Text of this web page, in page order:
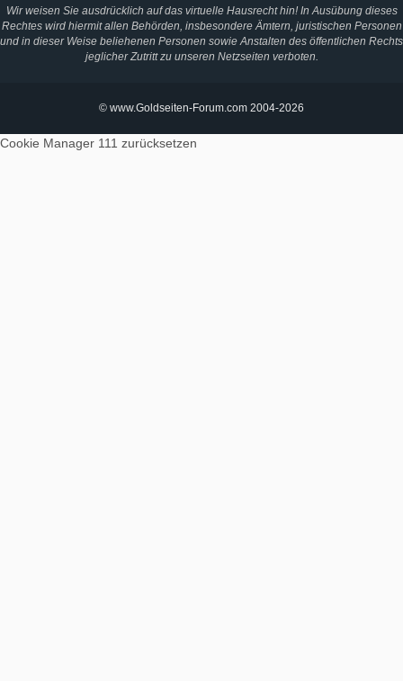
Wir weisen Sie ausdrücklich auf das virtuelle Hausrecht hin! In Ausübung dieses
Rechtes wird hiermit allen Behörden, insbesondere Ämtern, juristischen Personen
und in dieser Weise beliehenen Personen sowie Anstalten des öffentlichen Rechts
jeglicher Zutritt zu unseren Netzseiten verboten.
© www.Goldseiten-Forum.com 2004-2026
Cookie Manager 111 zurücksetzen